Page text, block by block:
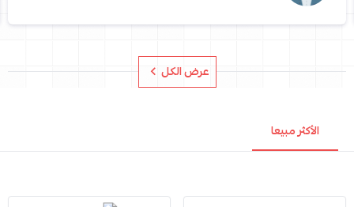
عرض الكل
الأكثر مبيعا